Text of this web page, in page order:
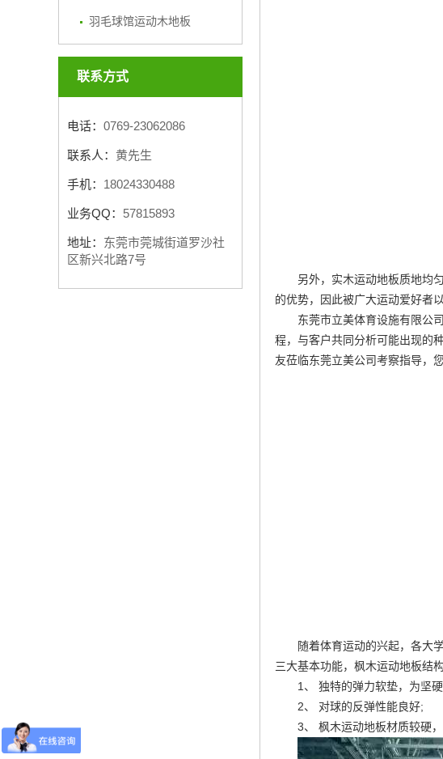
羽毛球馆运动木地板
联系方式
电话： 0769-23062086
联系人： 黄先生
手机： 18024330488
业务QQ： 57815893
地址： 东莞市莞城街道罗沙社
区新兴北路7号
另外，实木运动地板质地均
的优势，因此被广大运动爱好者
东莞市立美体育设施有限公
程，与客户共同分析可能出现的
友莅临东莞立美公司考察指导，
随着体育运动的兴起，各大
三大基本功能，枫木运动地板结
1、 独特的弹力软垫，为坚
2、 对球的反弹性能良好;
3、 枫木运动地板材质较硬